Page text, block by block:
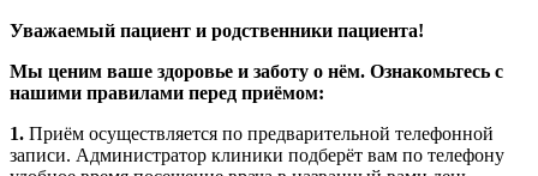
Уважаемый пациент и родственники пациента!
Мы ценим ваше здоровье и заботу о нём. Ознакомьтесь с
нашими правилами перед приёмом:
1. Приём осуществляется по предварительной телефонной
записи. Администратор клиники подберёт вам по телефону